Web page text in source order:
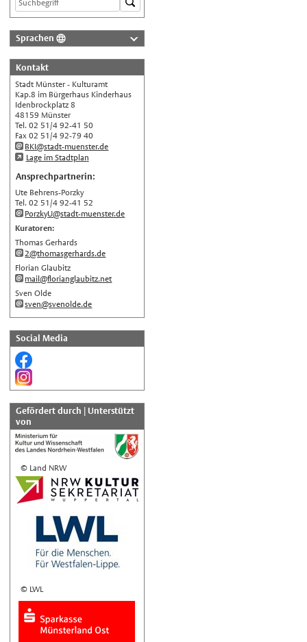
Sprachen
Nederlands
English
Українська
Türkçe
اللغة العربية
Français
Español
Polski
Русский
中文
Automatische Übersetzung, ohne
Gewähr auf Richtigkeit.
Kontakt
Stadt Münster - Kulturamt
Kap.8 im Bürgerhaus Kinderhaus
Idenbrockplatz 8
48159 Münster
Tel. 02 51/4 92-41 50
Fax 02 51/4 92-79 40
BKI@stadt-muenster.de
Lage im Stadtplan
Ansprechpartnerin:
Ute Behrens-Porzky
Tel. 02 51/4 92-41 52
PorzkyU@stadt-muenster.de
Kuratoren:
Thomas Gerhards
2@thomasgerhards.de
Florian Glaubitz
mail@florianglaubitz.net
Sven Olde
sven@svenolde.de
Social Media
Gefördert durch | Unterstützt
von
© Land NRW
© LWL